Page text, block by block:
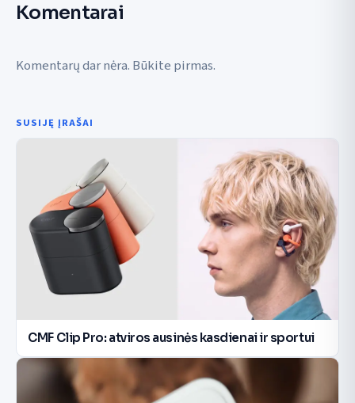
Komentarai
Komentarų dar nėra. Būkite pirmas.
SUSIJĘ ĮRAŠAI
CMF Clip Pro: atviros ausinės kasdienai ir sportui